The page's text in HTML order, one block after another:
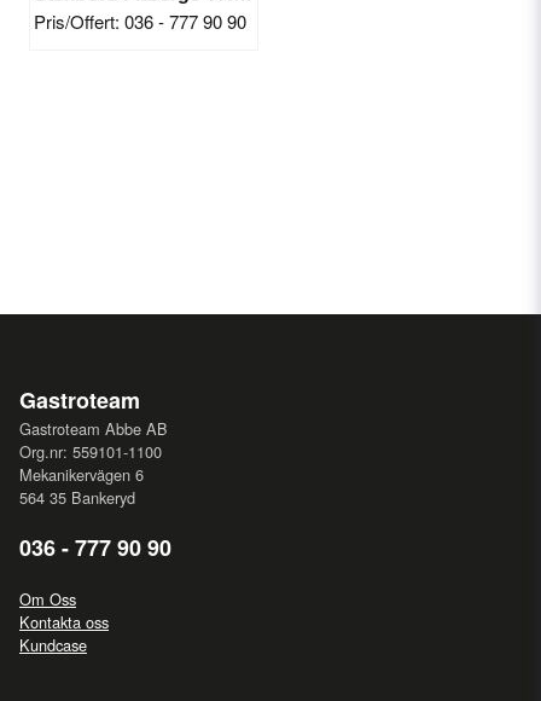
Pris/Offert: 036 - 777 90 90
Gastroteam
Gastroteam Abbe AB
Org.nr: 559101-1100
Mekanikervägen 6
564 35 Bankeryd
036 - 777 90 90
Om Oss
Kontakta oss
Kundcase